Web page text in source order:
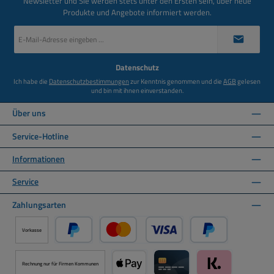
Produkte und Angebote informiert werden.
Mail-
Datenschutz
Ich habe die Datenschutzbestimmungenzur Kenntnis genommen und dieAGBgelesen
und bin mit ihnen einverstanden.
Über uns
Service-Hotline
Informationen
Service
Zahlungsarten
Vorkasse
PayPal Kredit- oder Debitkarte über PayPal
Später Bezahlen
Rechnung nur für Firmen Kommunen